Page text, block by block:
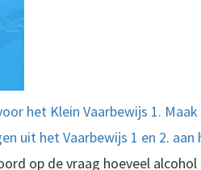
het Klein Vaarbewijs 1.
uit het Vaarbewijs 1 en 2. aan
op de vraag hoeveel